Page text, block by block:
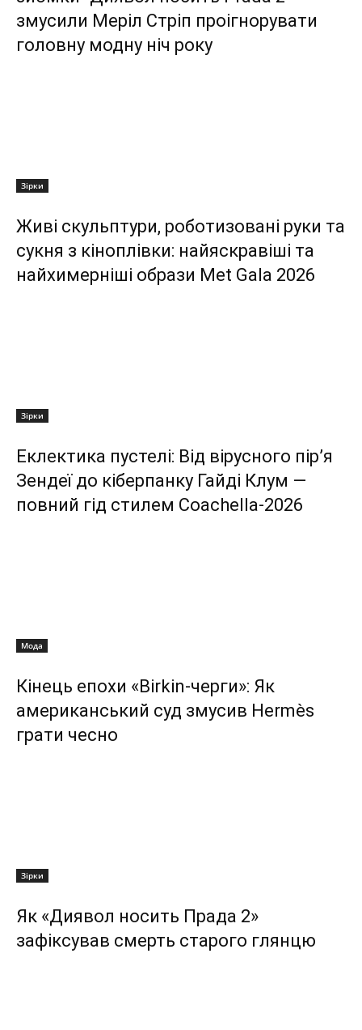
змусили Меріл Стріп проігнорувати
головну модну ніч року
Зірки
Живі скульптури, роботизовані руки та
сукня з кіноплівки: найяскравіші та
найхимерніші образи Met Gala 2026
Зірки
Еклектика пустелі: Від вірусного пір’я
Зендеї до кіберпанку Гайді Клум —
повний гід стилем Coachella-2026
Мода
Кінець епохи «Birkin-черги»: Як
американський суд змусив Hermès
грати чесно
Зірки
Як «Диявол носить Прада 2»
зафіксував смерть старого глянцю